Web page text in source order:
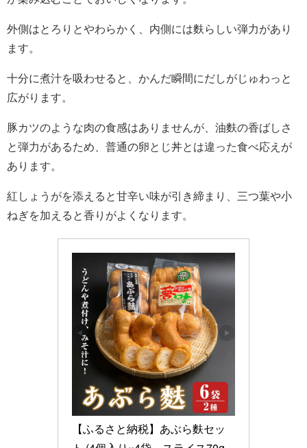
外側はとろりとやわらかく、内側には麩らしい弾力があり
ます。
十分に煮汁を吸わせると、かんだ瞬間にだしがじゅわっと
広がります。
豚カツのような肉の食感はありませんが、油麩の香ばしさ
と弾力があるため、普通の卵とじ丼とは違った食べ応えが
あります。
紅しょうがを添えると甘辛い味が引き締まり、三つ葉や小
ねぎを加えると香りがよくなります。
【ふるさと納税】あぶら麩セッ